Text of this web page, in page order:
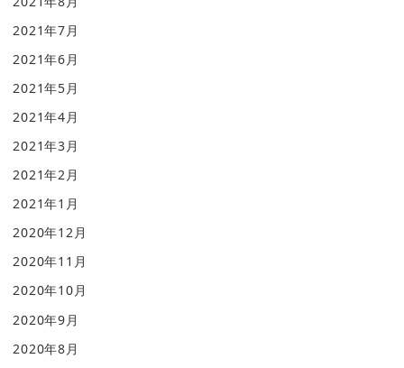
2021年7月
2021年6月
2021年5月
2021年4月
2021年3月
2021年2月
2021年1月
2020年12月
2020年11月
2020年10月
2020年9月
2020年8月